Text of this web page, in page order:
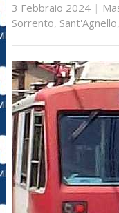
3 Febbraio 2024|
Sorrento, Sant'Agnello,